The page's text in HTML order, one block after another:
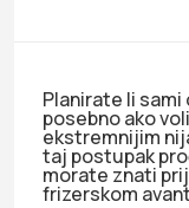
Planirate li
posebno ako
ekstremnijim
taj postupak
morate znati
frizerskom